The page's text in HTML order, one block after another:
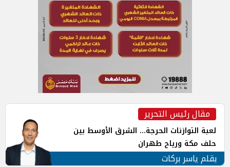
مقال رئيس التحرير
لعبة التوازنات الحرجة... الشرق الأوسط بين
حلف مكة ورياح طهران
بقلم ياسر بركات